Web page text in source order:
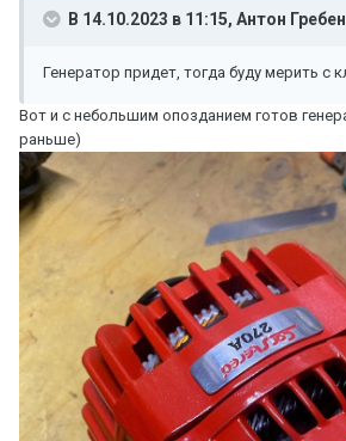
В 14.10.2023 в 11:15, Антон
Генератор придет, тогда буду мерить с
Вот и с небольшим опозданием готов
раньше)